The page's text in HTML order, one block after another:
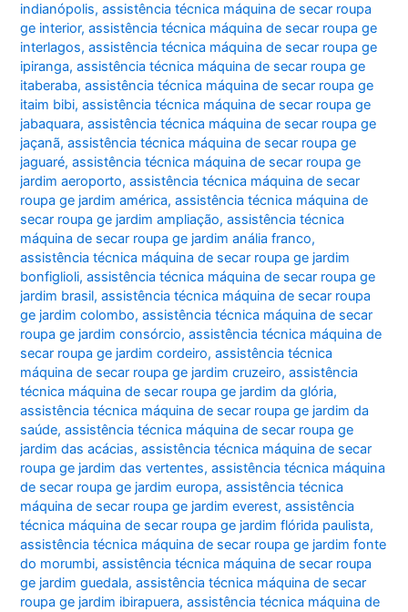
indianópolis,assistência técnica máquina de secar roupa
ge interior,assistência técnica máquina de secar roupa ge
interlagos,assistência técnica máquina de secar roupa ge
ipiranga,assistência técnica máquina de secar roupa ge
itaberaba,assistência técnica máquina de secar roupa ge
itaim bibi,assistência técnica máquina de secar roupa ge
jabaquara,assistência técnica máquina de secar roupa ge
jaçanã,assistência técnica máquina de secar roupa ge
jaguaré,assistência técnica máquina de secar roupa ge
jardim aeroporto,assistência técnica máquina de secar
roupa ge jardim américa,assistência técnica máquina de
secar roupa ge jardim ampliação,assistência técnica
máquina de secar roupa ge jardim anália franco,
assistência técnica máquina de secar roupa ge jardim
bonfiglioli,assistência técnica máquina de secar roupa ge
jardim brasil,assistência técnica máquina de secar roupa
ge jardim colombo,assistência técnica máquina de secar
roupa ge jardim consórcio,assistência técnica máquina de
secar roupa ge jardim cordeiro,assistência técnica
máquina de secar roupa ge jardim cruzeiro,assistência
técnica máquina de secar roupa ge jardim da glória,
assistência técnica máquina de secar roupa ge jardim da
saúde,assistência técnica máquina de secar roupa ge
jardim das acácias,assistência técnica máquina de secar
roupa ge jardim das vertentes,assistência técnica máquina
de secar roupa ge jardim europa,assistência técnica
máquina de secar roupa ge jardim everest,assistência
técnica máquina de secar roupa ge jardim flórida paulista,
assistência técnica máquina de secar roupa ge jardim fonte
do morumbi,assistência técnica máquina de secar roupa
ge jardim guedala,assistência técnica máquina de secar
roupa ge jardim ibirapuera,assistência técnica máquina de